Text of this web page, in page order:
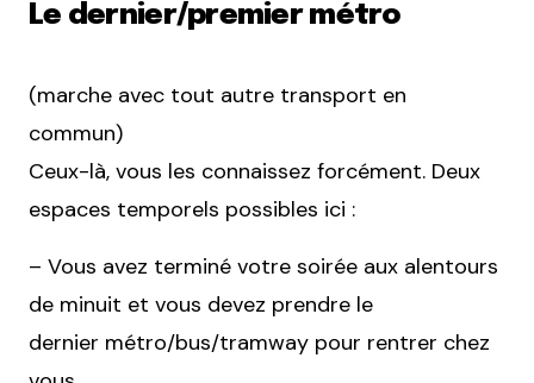
Le dernier/premier métro
(marche avec tout autre transport en
commun)
Ceux-là, vous les connaissez forcément. Deux
espaces temporels possibles ici :
– Vous avez terminé votre soirée aux alentours
de minuit et vous devez prendre le
dernier métro/bus/tramway pour rentrer chez